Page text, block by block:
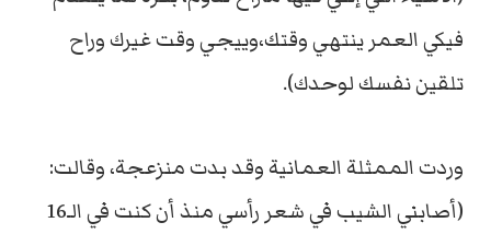
فيكي العمر ينتهي وقتك،وييجي وقت غيرك وراح
تلقين نفسك لوحدك).
وردت الممثلة العمانية وقد بدت منزعجة، وقالت:
(أصابني الشيب في شعر رأسي منذ أن كنت في الـ16